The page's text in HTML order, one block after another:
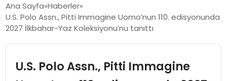
EKONOMI
Ana Sayfa Haberler
U.S. Polo Assn., Pitti Immagine Uomo’nun 110. edisyonunda
2027 İlkbahar-Yaz Koleksiyonu’nu tanıttı
U.S. Polo Assn., Pitti Immagine